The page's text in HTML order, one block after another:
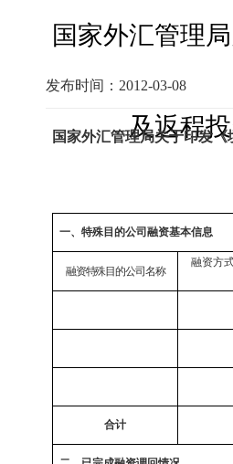
国家外汇管理
及返程
发布时间：2012-03-08
国家外汇管理局关于印发
一、特殊目的公司融资基本信息
融资特殊目的公司名称
融资方
合计